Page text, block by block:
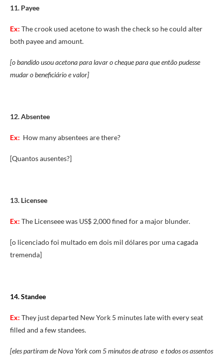
11. Payee
Ex: The crook used acetone to wash the check so he could alter
both payee and amount.
[o bandido usou acetona para lavar o cheque para que então pudesse
mudar o beneficiário e valor]
12. Absentee
Ex: How many absentees are there?
[Quantos ausentes?]
13. Licensee
Ex: The Licenseee was US$ 2,000 fined for a major blunder.
[o licenciado foi multado em dois mil dólares por uma cagada
tremenda]
14. Standee
Ex: They just departed New York 5 minutes late with every seat
filled and a few standees.
[eles partiram de Nova York com 5 minutos de atraso e todos os assentos